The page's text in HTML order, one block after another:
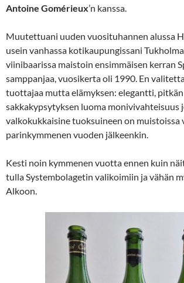
Antoine Gomérieux’n kanssa.
Muutettuani uuden vuosituhannen alussa
usein vanhassa kotikaupungissani
viinibaarissa maistoin ensimmäisen kerran
samppanjaa, vuosikerta oli 1990. En
tuottajaa mutta elämyksen: elegantti, pitkän
sakkakypsytyksen luoma monivivahteisuus
valkokukkaisine tuoksuineen on muistoissa
parinkymmenen vuoden jälkeenkin.
Kesti noin kymmenen vuotta ennen kuin
tulla Systembolagetin valikoimiin ja vähän
Alkoon.